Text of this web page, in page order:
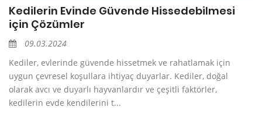
Kedilerin Evinde Güvende Hissedebilmesi
için Çözümler
09.03.2024
Kediler, evlerinde güvende hissetmek ve rahatlamak için
uygun çevresel koşullara ihtiyaç duyarlar. Kediler, doğal
olarak avcı ve duyarlı hayvanlardır ve çeşitli faktörler,
kedilerin evde kendilerini t...